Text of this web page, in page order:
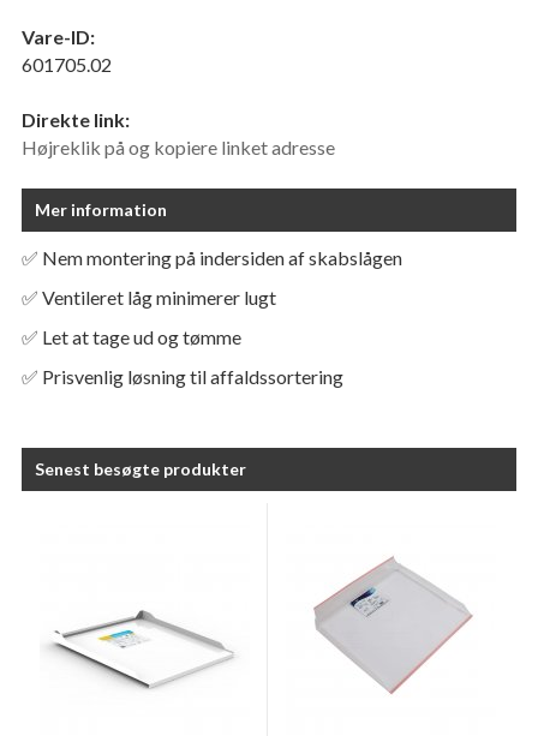
Vare-ID:
601705.02
Direkte link:
Højreklik på og kopiere linket adresse
Mer information
✅ Nem montering på indersiden af skabslågen
✅ Ventileret låg minimerer lugt
✅ Let at tage ud og tømme
✅ Prisvenlig løsning til affaldssortering
Senest besøgte produkter